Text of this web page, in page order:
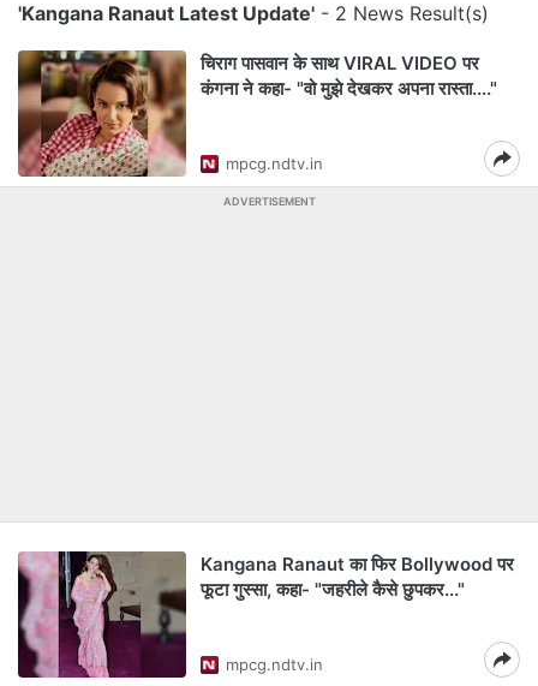
'Kangana Ranaut Latest Update' - 2 News Result(s)
चिराग पासवान के साथ VIRAL VIDEO पर
कंगना ने कहा- "वो मुझे देखकर अपना रास्ता...."
mpcg.ndtv.in
ADVERTISEMENT
Kangana Ranaut का फिर Bollywood पर
फूटा गुस्सा, कहा- "जहरीले कैसे छुपकर..."
mpcg.ndtv.in